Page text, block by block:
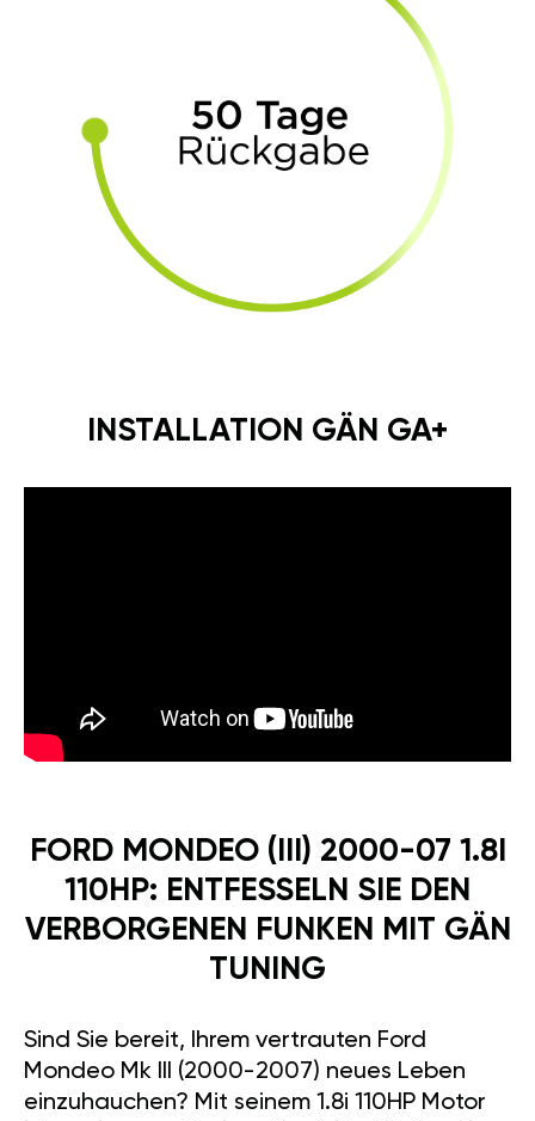
INSTALLATION GÄN GA+
FORD MONDEO (III) 2000-07 1.8I
110HP: ENTFESSELN SIE DEN
VERBORGENEN FUNKEN MIT GÄN
TUNING
Sind Sie bereit, Ihrem vertrauten Ford
Mondeo Mk III (2000-2007) neues Leben
einzuhauchen? Mit seinem 1.8i 110HP Motor